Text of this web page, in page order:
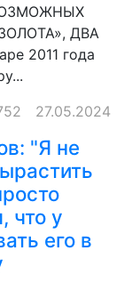
ДВА
2011 года
27.05.2024
"Я не
что у
его в